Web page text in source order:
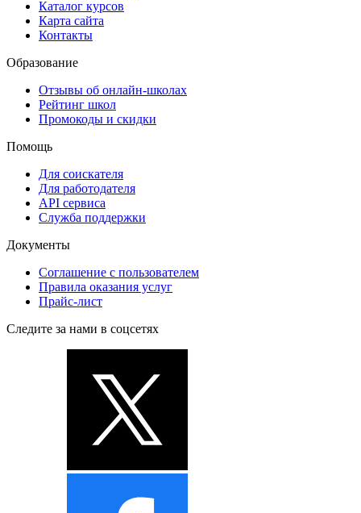
Каталог курсов
Карта сайта
Контакты
Образование
Отзывы об онлайн-школах
Рейтинг школ
Промокоды и скидки
Помощь
Для соискателя
Для работодателя
API сервиса
Служба поддержки
Документы
Соглашение с пользователем
Правила оказания услуг
Прайс-лист
Следите за нами в соцсетях